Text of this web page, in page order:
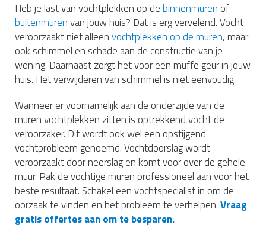
Heb je last van vochtplekken op debinnenmuren of
buitenmurenvan jouw huis? Dat is erg vervelend. Vocht
veroorzaakt niet alleenvochtplekken op de muren, maar
ook schimmel en schade aan de constructie van je
woning. Daarnaast zorgt het voor een muffe geur in jouw
huis. Het verwijderen van schimmel is niet eenvoudig.
Wanneer er voornamelijk aan de onderzijde van de
muren vochtplekken zitten is optrekkend vocht de
veroorzaker. Dit wordt ook wel een opstijgend
vochtprobleem genoemd. Vochtdoorslag wordt
veroorzaakt door neerslag en komt voor over de gehele
muur. Pak de vochtige muren professioneel aan voor het
beste resultaat. Schakel een vochtspecialist in om de
oorzaak te vinden en het probleem te verhelpen.Vraag
gratis offertes aan om te besparen.